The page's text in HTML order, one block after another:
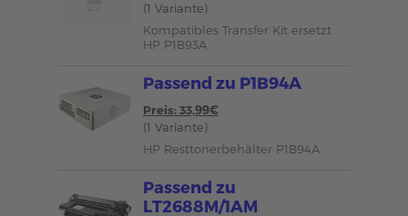
(1 Variante)
Kompatibles Transfer Kit ersetzt
HP P1B93A
Passend zu P1B94A
Preis: 33,99€
(1 Variante)
HP Resttonerbehälter P1B94A
Passend zu
LT2688M/1AM